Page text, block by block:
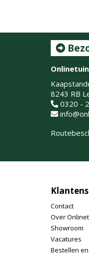
8243 RB
0320 -
Contact
Over
Showroom
Vacatures
Bestellen